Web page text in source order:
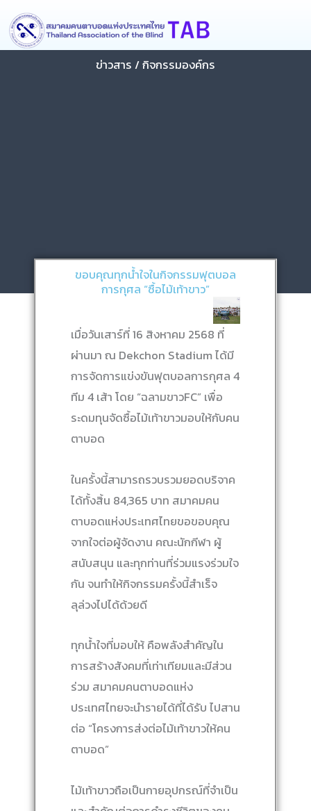
content
Skip
to
content
ข่าวสาร / กิจกรรมองค์กร
ขอบคุณทุกน้ำใจในกิจกรรมฟุตบอล
การกุศล “ซื้อไม้เท้าขาว”
เมื่อวันเสาร์ที่ 16 สิงหาคม 2568 ที่
ผ่านมา ณ Dekchon Stadium ได้มี
การจัดการแข่งขันฟุตบอลการกุศล 4
ทีม 4 เส้า โดย “ฉลามขาวFC” เพื่อ
ระดมทุนจัดซื้อไม้เท้าขาวมอบให้กับคน
ตาบอด
ในครั้งนี้สามารถรวบรวมยอดบริจาค
ได้ทั้งสิ้น 84,365 บาท สมาคมคน
ตาบอดแห่งประเทศไทยขอขอบคุณ
จากใจต่อผู้จัดงาน คณะนักกีฬา ผู้
สนับสนุน และทุกท่านที่ร่วมแรงร่วมใจ
กัน จนทำให้กิจกรรมครั้งนี้สำเร็จ
ลุล่วงไปได้ด้วยดี
ทุกน้ำใจที่มอบให้ คือพลังสำคัญใน
การสร้างสังคมที่เท่าเทียมและมีส่วน
ร่วม สมาคมคนตาบอดแห่ง
ประเทศไทยจะนำรายได้ที่ได้รับ ไปสาน
ต่อ “โครงการส่งต่อไม้เท้าขาวให้คน
ตาบอด”
ไม้เท้าขาวถือเป็นกายอุปกรณ์ที่จำเป็น